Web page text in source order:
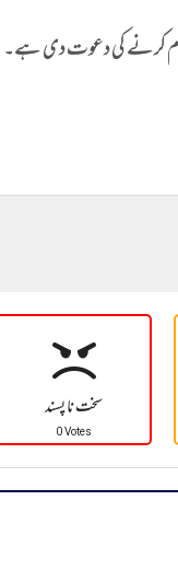
کرنے کی دعوت دی ہے۔
سخت نا پسند
0 Votes